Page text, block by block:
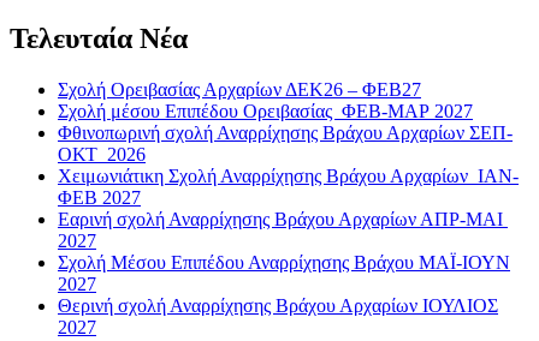
Τελευταία Νέα
Σχολή Ορειβασίας Αρχαρίων ΔΕΚ26 – ΦΕΒ27
Σχολή μέσου Επιπέδου Ορειβασίας ΦΕΒ-ΜΑΡ 2027
Φθινοπωρινή σχολή Αναρρίχησης Βράχου Αρχαρίων ΣΕΠ-
ΟΚΤ 2026
Χειμωνιάτικη Σχολή Αναρρίχησης Βράχου Αρχαρίων ΙΑΝ-
ΦΕΒ 2027
Εαρινή σχολή Αναρρίχησης Βράχου Αρχαρίων ΑΠΡ-ΜΑΙ
2027
Σχολή Μέσου Επιπέδου Αναρρίχησης Βράχου ΜΑΪ-ΙΟΥΝ
2027
Θερινή σχολή Αναρρίχησης Βράχου Αρχαρίων ΙΟΥΛΙΟΣ
2027